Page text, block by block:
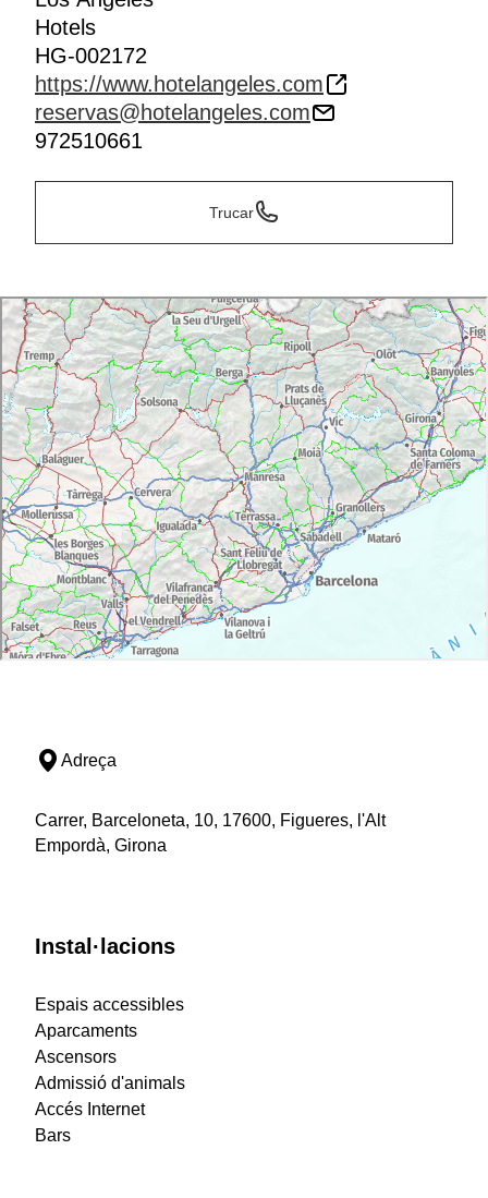
Hotels
HG-002172
https://www.hotelangeles.com
reservas@hotelangeles.com
972510661
Trucar
Adreça
Carrer, Barceloneta, 10, 17600, Figueres, l'Alt
Empordà, Girona
Instal·lacions
Espais accessibles
Aparcaments
Ascensors
Admissió d'animals
Accés Internet
Bars